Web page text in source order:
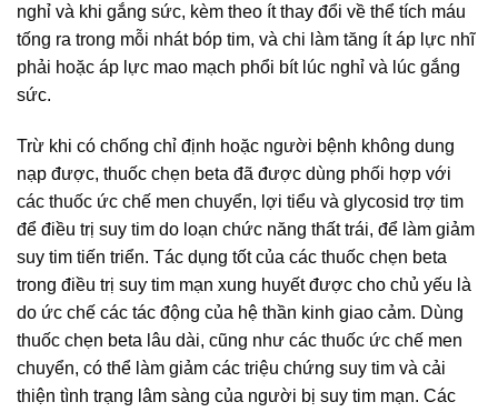
nghỉ và khi gắng sức, kèm theo ít thay đổi về thể tích máu
tống ra trong mỗi nhát bóp tim, và chi làm tăng ít áp lực nhĩ
phải hoặc áp lực mao mạch phổi bít lúc nghỉ và lúc gắng
sức.
Trừ khi có chống chỉ định hoặc người bệnh không dung
nạp được, thuốc chẹn beta đã được dùng phối hợp với
các thuốc ức chế men chuyển, lợi tiểu và glycosid trợ tim
để điều trị suy tim do loạn chức năng thất trái, để làm giảm
suy tim tiến triển. Tác dụng tốt của các thuốc chẹn beta
trong điều trị suy tim mạn xung huyết được cho chủ yếu là
do ức chế các tác động của hệ thần kinh giao cảm. Dùng
thuốc chẹn beta lâu dài, cũng như các thuốc ức chế men
chuyển, có thể làm giảm các triệu chứng suy tim và cải
thiện tình trạng lâm sàng của người bị suy tim mạn. Các